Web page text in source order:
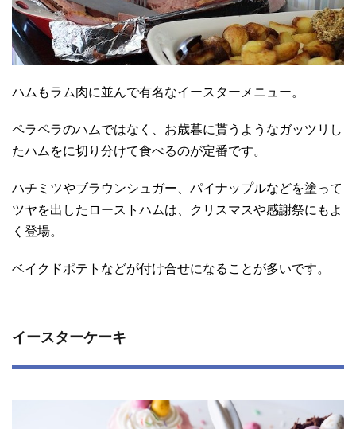
ハムもラム肉に並んで有名なイースターメニュー。
ペラペラのハムではなく、お歳暮に貰うようなガッツリし
たハムをに切り分けて食べるのが定番です。
ハチミツやブラウンシュガー、パイナップルなどを塗って
ツヤを出したローストハムは、クリスマスや感謝祭にもよ
く登場。
ベイクドポテトなどが付け合せになることが多いです。
イースターケーキ